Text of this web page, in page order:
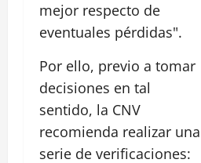
mejor respecto de
eventuales pérdidas".
Por ello, previo a tomar
decisiones en tal
sentido, la CNV
recomienda realizar una
serie de verificaciones: